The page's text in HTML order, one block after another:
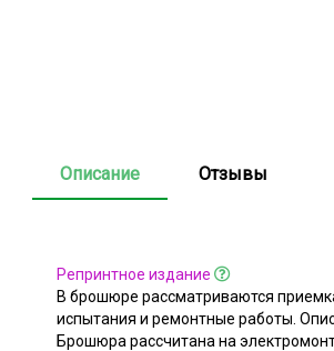
Описание Отзывы
Репринтное издание
В брошюре рассматриваются
испытания и ремонтные работы.
Брошюра рассчитана на